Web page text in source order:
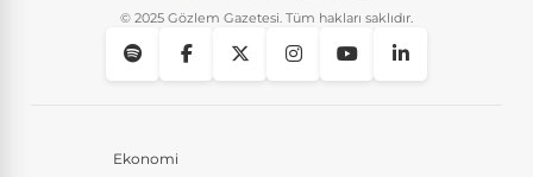
© 2025 Gözlem Gazetesi. Tüm hakları saklıdır.
Ekonomi